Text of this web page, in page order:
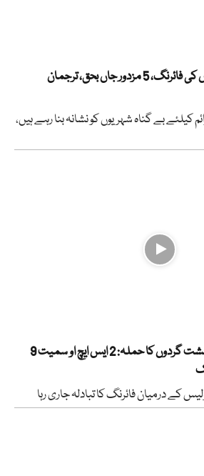
ماشکیل میں دہشتگردوں کی فائرنگ، 5 مزدور جاں بحق، ترجمان
کیلئے بے گناہ شہریوں کو نشانہ بنا رہے ہیں،
بلوچستان، زیارت میں دہشت گردوں کا حملہ: 2 ایس ایچ او سمیت 9
کے درمیان فائرنگ کا تبادلہ جاری رہا